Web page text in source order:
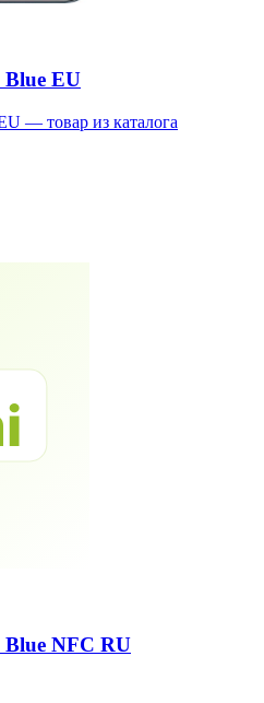
Blue EU
— товар из каталога
Blue NFC RU